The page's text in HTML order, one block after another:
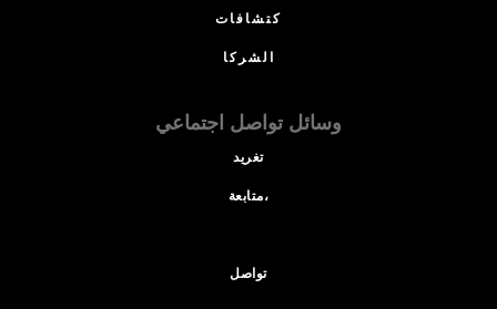
كتشافات
الشركا
وسائل تواصل اجتماعي
تغريد
متابعة،
تواصل